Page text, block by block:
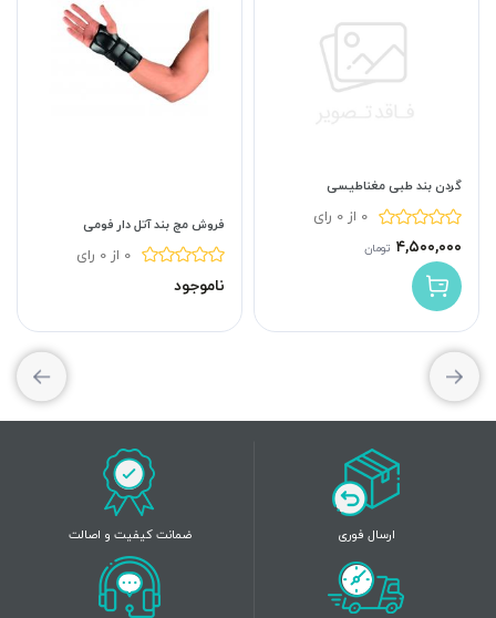
گردن بند طبی مغناطیسی
0 از 0 رای
۴,۵۰۰,۰۰۰ تومان
فروش مچ بند آتل دار فومی
0 از 0 رای
ناموجود
ارسال فوری ضمانت کیفیت و اصالت